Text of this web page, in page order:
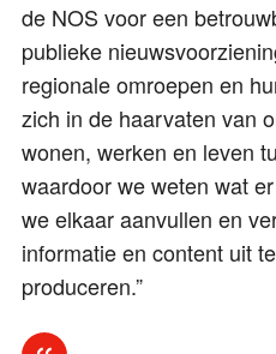
de NOS voor een
publieke
regionale omroepen en
zich in de haarvaten van
wonen, werken en leven
waardoor we weten wat
we elkaar aanvullen en
informatie en content uit
produceren.”